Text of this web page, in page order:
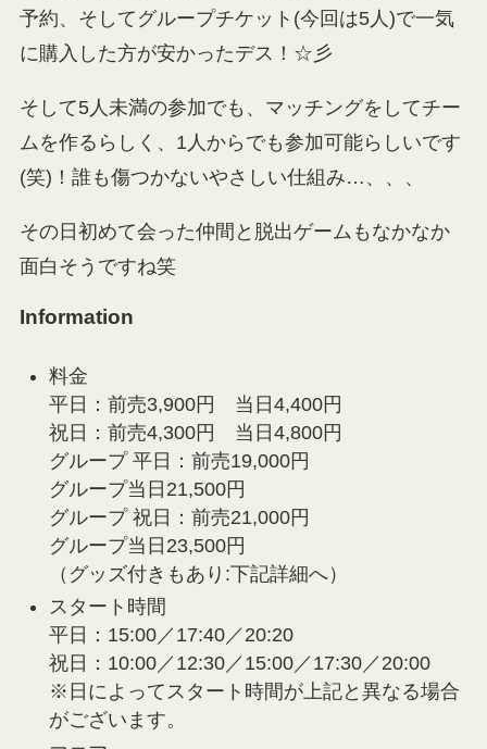
予約、そしてグループチケット(今回は5人)で一気
に購入した方が安かったデス！☆彡
そして5人未満の参加でも、マッチングをしてチー
ムを作るらしく、1人からでも参加可能らしいです
(笑)！誰も傷つかないやさしい仕組み…、、、
その日初めて会った仲間と脱出ゲームもなかなか
面白そうですね笑
Information
料金
平日：前売3,900円 当日4,400円
祝日：前売4,300円 当日4,800円
グループ 平日：前売19,000円
グループ当日21,500円
グループ 祝日：前売21,000円
グループ当日23,500円
（グッズ付きもあり:下記詳細へ）
スタート時間
平日：15:00／17:40／20:20
祝日：10:00／12:30／15:00／17:30／20:00
※日によってスタート時間が上記と異なる場合
がございます。